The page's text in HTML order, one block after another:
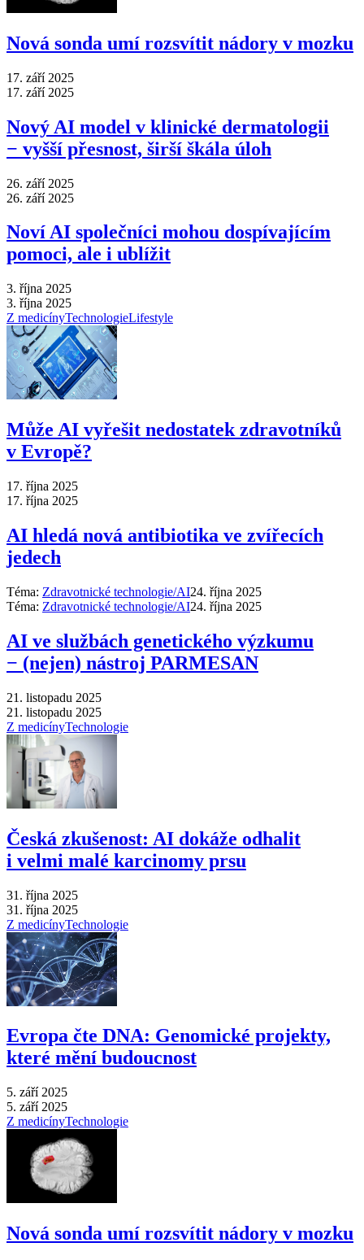
Nová sonda umí rozsvítit nádory v mozku
17. září 2025
17. září 2025
Nový AI model v klinické dermatologii
−⁠ vyšší přesnost, širší škála úloh
26. září 2025
26. září 2025
Noví AI společníci mohou dospívajícím
pomoci, ale i ublížit
3. října 2025
3. října 2025
Z medicínyTechnologieLifestyle
Může AI vyřešit nedostatek zdravotníků
v Evropě?
17. října 2025
17. října 2025
AI hledá nová antibiotika ve zvířecích
jedech
Téma: Zdravotnické technologie/AI24. října 2025
Téma: Zdravotnické technologie/AI24. října 2025
AI ve službách genetického výzkumu
−⁠ (nejen) nástroj PARMESAN
21. listopadu 2025
21. listopadu 2025
Z medicínyTechnologie
Česká zkušenost: AI dokáže odhalit
i velmi malé karcinomy prsu
31. října 2025
31. října 2025
Z medicínyTechnologie
Evropa čte DNA: Genomické projekty,
které mění budoucnost
5. září 2025
5. září 2025
Z medicínyTechnologie
Nová sonda umí rozsvítit nádory v mozku